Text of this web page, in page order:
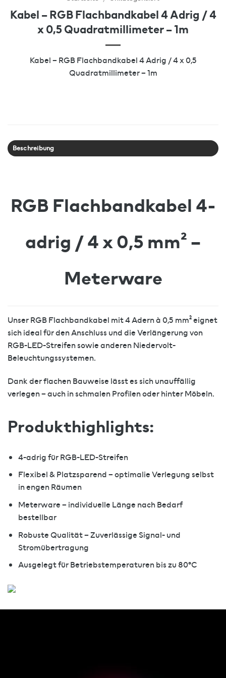
Kabel – RGB Flachbandkabel 4 Adrig / 4
x 0,5 Quadratmillimeter – 1m
Kabel – RGB Flachbandkabel 4 Adrig / 4 x 0,5
Quadratmillimeter – 1m
Beschreibung
RGB Flachbandkabel 4-
adrig / 4 x 0,5 mm² –
Meterware
Unser RGB Flachbandkabel mit 4 Adern à 0,5 mm² eignet
sich ideal für den Anschluss und die Verlängerung von
RGB-LED-Streifen sowie anderen Niedervolt-
Beleuchtungssystemen.
Dank der flachen Bauweise lässt es sich unauffällig
verlegen – auch in schmalen Profilen oder hinter Möbeln.
Produkthighlights:
4-adrig für RGB-LED-Streifen
Flexibel & Platzsparend – optimalie Verlegung selbst
in engen Räumen
Meterware – individuelle Länge nach Bedarf
bestellbar
Robuste Qualität – Zuverlässige Signal- und
Stromübertragung
Ausgelegt für Betriebstemperaturen bis zu 80°C